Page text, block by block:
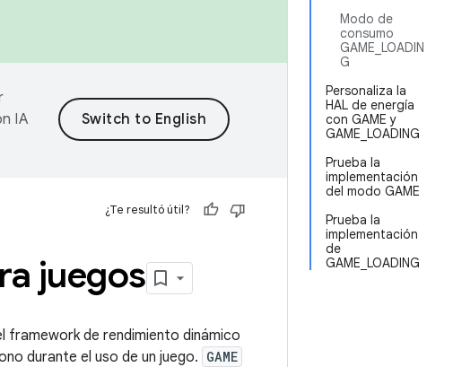
Modo de
consumo
GAME_LOADIN
G
Personaliza la
HAL de energía
con GAME y
GAME_LOADING
Prueba la
implementación
del modo GAME
Prueba la
implementación
de
GAME_LOADING
IA
¿Te resultó útil?
juegos
framework de rendimiento dinámico
durante el uso de un juego. GAME